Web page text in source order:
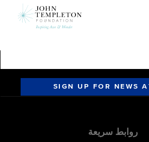
SIGN UP FOR NEWS
روابط سريعة